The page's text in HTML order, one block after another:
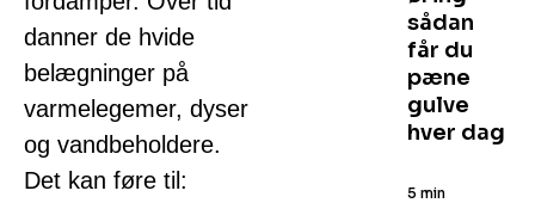
danner de hvide
belægninger på
varmelegemer, dyser
og vandbeholdere.
Det kan føre til:
sådan
får du
pæne
gulve
hver dag
5 min